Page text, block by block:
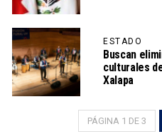
ESTADO
Buscan
culturales
Xalapa
PÁGINA 1 DE 3